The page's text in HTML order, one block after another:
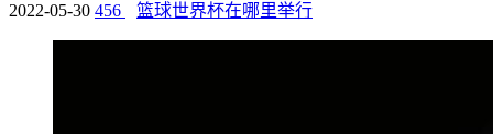
2022-05-30 456 篮球世界杯在哪里举行